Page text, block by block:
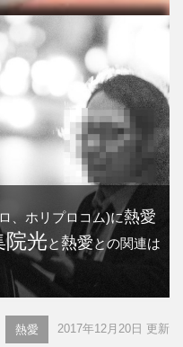
、ホリプロコム)に熱愛
院光と熱愛との関連は
熱愛 2017年12月20日 更新